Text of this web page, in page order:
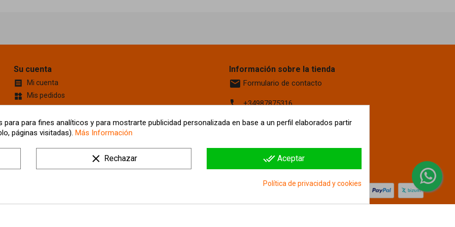
Su cuenta
 Mi cuenta
widgets Mis pedidos
Cupones de descuento
account_box Información personal
location_on Mis Direcciones
Tus ajustes de cookies
Información sobre la tienda
email Formulario de contacto
phone+34987875316
location_on Calle La Fontanilla, 6
para fines analíticos y para mostrarte publicidad personalizada en base a un perfil elaborados partir
páginas visitadas). Más Información
clear Rechazar done_all Aceptar
Política de privacidad y cookies